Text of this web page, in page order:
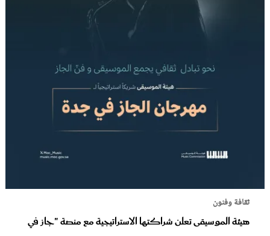
ثقافة وفنون
هيئة الموسيقى تعلن شراكتها الاستراتيجية مع منصة "جاز في